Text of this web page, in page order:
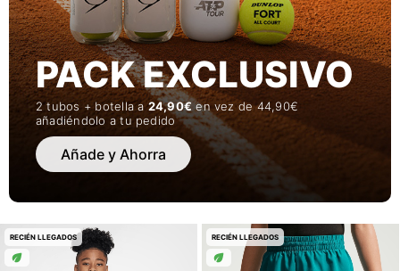
PACK EXCLUSIVO
2 tubos + botella a24,90€en vez de 44,90€
añadiéndolo a tu pedido
Añade y Ahorra
RECIÉN LLEGADOS RECIÉN LLEGADOS